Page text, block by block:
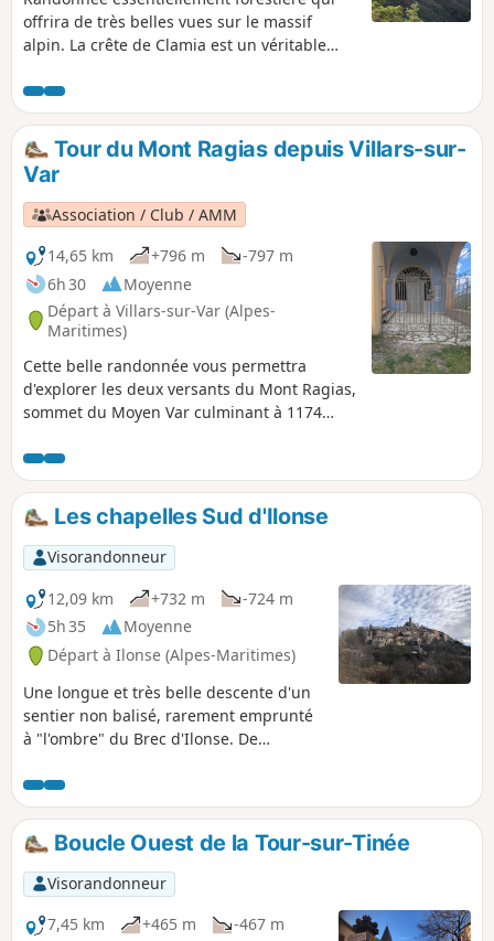
offrira de très belles vues sur le massif
alpin. La crête de Clamia est un véritable
qui domine la vallée de la Tinée
Tour du Mont Ragias depuis Villars-sur-
Var
Association / Club / AMM
14,65 km
+796 m
-797 m
6h 30
Moyenne
Départ à Villars-sur-Var (Alpes-
Maritimes)
Cette belle randonnée vous permettra
d'explorer les deux versants du Mont Ragias,
sommet du Moyen Var culminant à 1174
en balcons et en forêt, remonte le vallon de
l'Espignole. L'autre versant, plus minéral,
domine la vallée du Var en offrant de beaux
panoramas. Ce n'est qu'à la Chapelle Saint-
Jean du Désert, presque en fin de parcours,
que l'on peut découvrir le Mont Ragias.
Les chapelles Sud d'Ilonse
Visorandonneur
12,09 km
+732 m
-724 m
5h 35
Moyenne
Départ à Ilonse (Alpes-Maritimes)
Une longue et très belle descente d'un
sentier non balisé, rarement emprunté
à "l'ombre" du Brec d'Ilonse. De
Tinée et sur le massif alpin
agrémentent cette journée qui se
termine par la visite de ce très beau
village d'Ilonse chargé d'histoire,
occupé par les "lous chats", surnom
donné aux Ilonsois.
Boucle Ouest de la Tour-sur-Tinée
Visorandonneur
7,45 km
+465 m
-467 m